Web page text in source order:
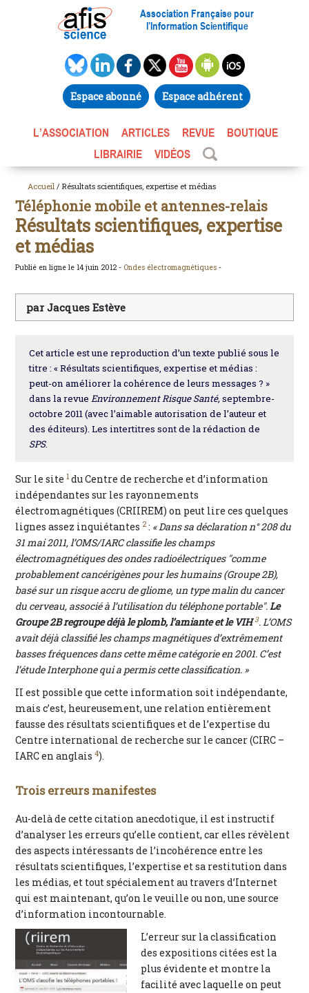
Association Française pour
l’Information Scientifique
Espace abonné Espace adhérent
L’ASSOCIATION ARTICLES REVUE
BOUTIQUE
LIBRAIRIE
VIDÉOS
Accueil / Résultats scientifiques, expertise et médias
Téléphonie mobile et antennes-relais
Résultats scientifiques, expertise
et médias
Publié en ligne le 14 juin 2012 - Ondes électromagnétiques -
par Jacques Estève
Cet article est une reproduction d’un texte publié sous le
titre : « Résultats scientifiques, expertise et médias :
peut-on améliorer la cohérence de leurs messages ? »
dans la revueEnvironnement Risque Santé,septembre-
octobre 2011 (avec l’aimable autorisation de l’auteur et
des éditeurs). Les intertitres sont de la rédaction de
SPS.
Sur le site 1 du Centre de recherche et d’information
indépendantes sur les rayonnements
électromagnétiques (CRIIREM) on peut lire ces quelques
lignes assez inquiétantes 2 : « Dans sa déclaration n° 208 du
31 mai 2011, l’OMS/IARC classifie les champs
électromagnétiques des ondes radioélectriques "comme
probablement cancérigènes pour les humains (Groupe 2B),
basé sur un risque accru de gliome, un type malin du cancer
du cerveau, associé à l’utilisation du téléphone portable".Le
Groupe 2B regroupe déjà le plomb, l’amiante et le VIH 3. L’OMS
avait déjà classifié les champs magnétiques d’extrêmement
basses fréquences dans cette même catégorie en 2001. C’est
l’étude Interphone qui a permis cette classification. »
II est possible que cette information soit indépendante,
mais c’est, heureusement, une relation entièrement
fausse des résultats scientifiques et de l’expertise du
Centre international de recherche sur le cancer (CIRC –
IARC en anglais 4).
Trois erreurs manifestes
Au-delà de cette citation anecdotique, il est instructif
d’analyser les erreurs qu’elle contient, car elles révèlent
des aspects intéressants de l’incohérence entre les
résultats scientifiques, l’expertise et sa restitution dans
les médias, et tout spécialement au travers d’Internet
qui est maintenant, qu’on le veuille ou non, une source
d’information incontournable.
L’erreur sur la classification
des expositions citées est la
plus évidente et montre la
facilité avec laquelle on peut